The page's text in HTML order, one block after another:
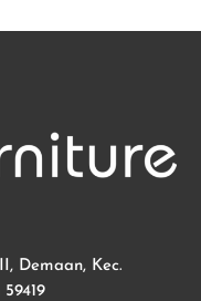
Demaan, Kec.